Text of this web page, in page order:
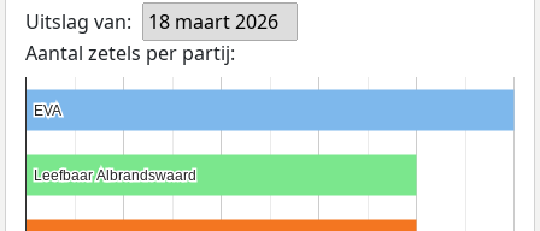
Uitslag van:
18 maart 2026
Aantal zetels per partij:
EVA
EVA
Leefbaar Albrandswaard
Leefbaar Albrandswaard